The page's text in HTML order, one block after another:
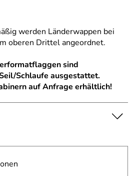
werden Länderwappen bei
oberen Drittel angeordnet.
sind
Schlaufe ausgestattet.
auf Anfrage erhältlich!
keine verbindliche